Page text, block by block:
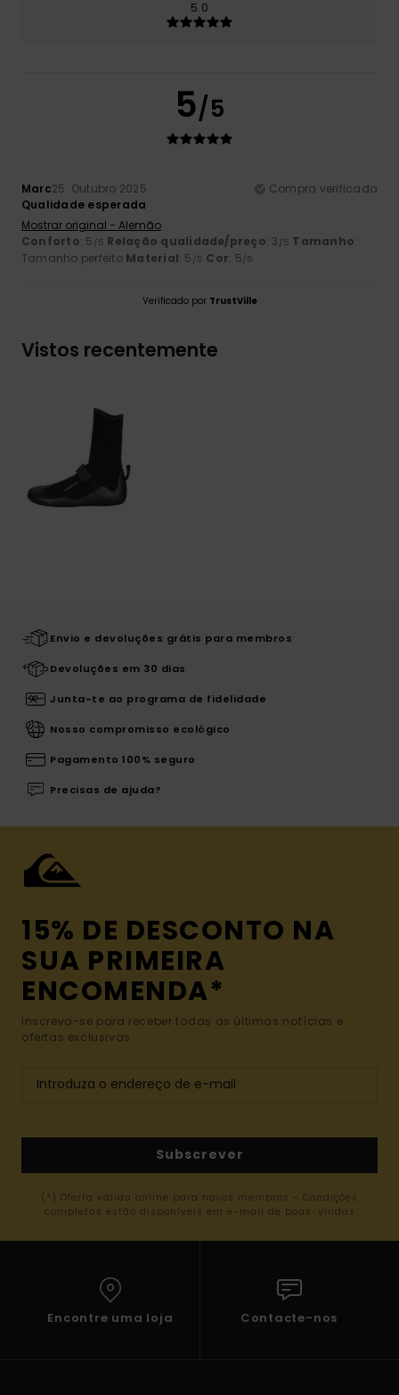
5.0
5/5
Marc25. Outubro 2025
Compra verificada
Qualidade esperada
Mostrar original - Alemão
Conforto: 5 /5 Relação qualidade/preço: 3 /5 Tamanho:
Tamanho perfeito Material: 5 /5 Cor: 5/5
Verificado por TrustVille
Vistos recentemente
Envio e devoluções grátis para membros
Devoluções em 30 dias
Junta-te ao programa de fidelidade
Nosso compromisso ecológico
Pagamento 100% seguro
Precisas de ajuda?
15% DE DESCONTO NA
SUA PRIMEIRA
ENCOMENDA*
Inscreva-se para receber todas as últimas notícias e
ofertas exclusivas.
Subscrever
(*) Oferta válida online para novos membros - Condições
completas estão disponíveis em e-mail de boas-vindas
Encontre uma loja Contacte-nos